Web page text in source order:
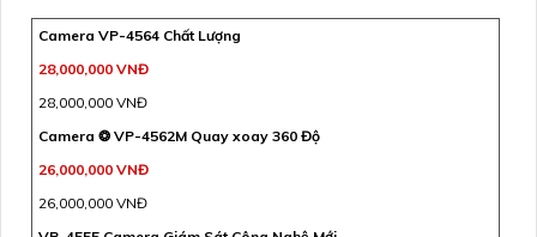
Camera VP-4564 Chất Lượng
28,000,000 VNĐ
28,000,000 VNĐ
Camera ❂ VP-4562M Quay xoay 360 Độ
26,000,000 VNĐ
26,000,000 VNĐ